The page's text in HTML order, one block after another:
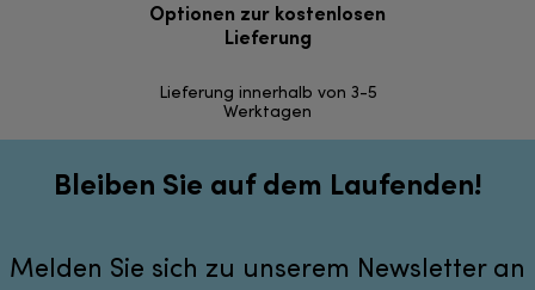
Optionen zur kostenlosen
Lieferung
Lieferung innerhalb von 3-5
Werktagen
Bleiben Sie auf dem Laufenden!
Melden Sie sich zu unserem Newsletter an